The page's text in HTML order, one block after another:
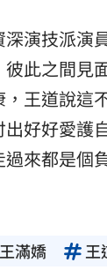
深演技派演
此之間見
王道說這
好好愛護
過來都是個
王滿嬌 王